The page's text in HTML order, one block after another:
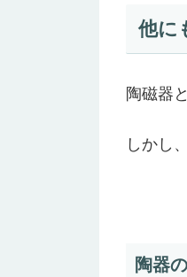
他に
陶磁器
しかし
陶器